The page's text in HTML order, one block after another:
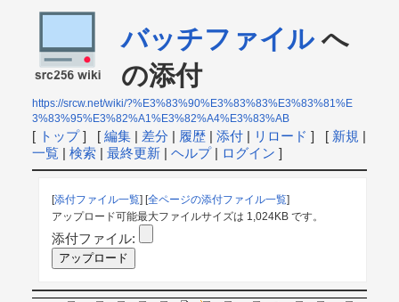
バッチファイルへ
の添付
https://srcw.net/wiki/?%E3%83%90%E3%83%83%E3%83%81%E
3%83%95%E3%82%A1%E3%82%A4%E3%83%AB
[ トップ] [ 編集| 差分 | 履歴| 添付| リロード ] [ 新規 |
一覧| 検索| 最終更新| ヘルプ| ログイン ]
[添付ファイル一覧] [全ページの添付ファイル一覧]
アップロード可能最大ファイルサイズは 1,024KB です。
添付ファイル: